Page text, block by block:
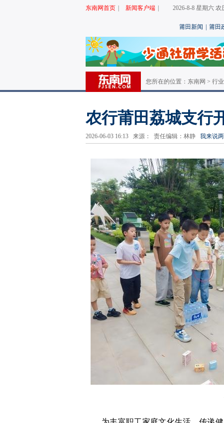
东南网首页 新闻客户端 2026-8-8 星期六 农
莆田新闻 莆田
您所在的位置： 东南网 > 行
农行莆田荔城支行
2026-06-03 16:13 来源： 责任编辑：林静 我来说